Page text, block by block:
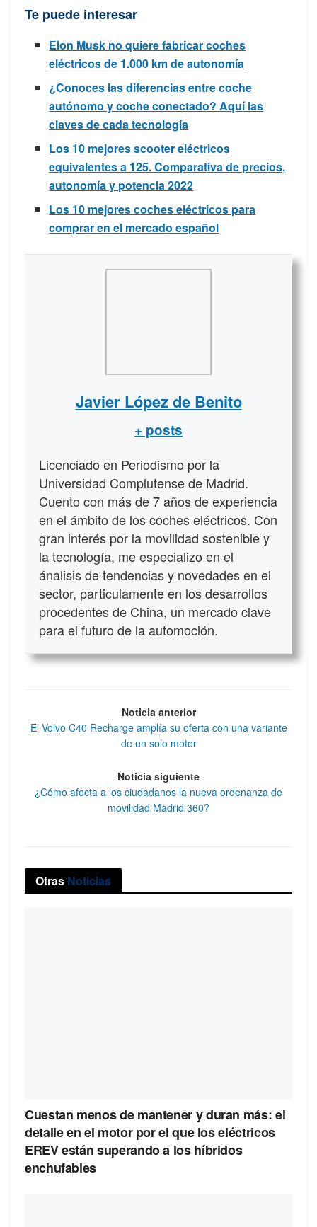
Te puede interesar
Elon Musk no quiere fabricar coches
eléctricos de 1.000 km de autonomía
¿Conoces las diferencias entre coche
autónomo y coche conectado? Aquí las
claves de cada tecnología
Los 10 mejores scooter eléctricos
equivalentes a 125. Comparativa de precios,
autonomía y potencia 2022
Los 10 mejores coches eléctricos para
comprar en el mercado español
Javier López de Benito
+ posts
Licenciado en Periodismo por la
Universidad Complutense de Madrid.
Cuento con más de 7 años de experiencia
en el ámbito de los coches eléctricos. Con
gran interés por la movilidad sostenible y
la tecnología, me especializo en el
ánalisis de tendencias y novedades en el
sector, particulamente en los desarrollos
procedentes de China, un mercado clave
para el futuro de la automoción.
Noticia anterior
El Volvo C40 Recharge amplía su oferta con una variante
de un solo motor
Noticia siguiente
¿Cómo afecta a los ciudadanos la nueva ordenanza de
movilidad Madrid 360?
Otras Noticias
Cuestan menos de mantener y duran más: el
detalle en el motor por el que los eléctricos
EREV están superando a los híbridos
enchufables